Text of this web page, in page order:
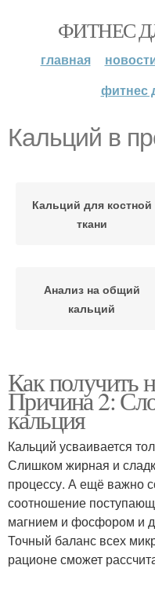
ФИТНЕС
главная
фитнес
Кальций в
Кальций для костной
ткани
Анализ на общий
кальций
Как получить
Причина 2:
кальция
Кальций усваивается
Слишком жирная и
процессу. А ещё важно
соотношение
магнием и фосфором и
Точный баланс всех
рационе сможет